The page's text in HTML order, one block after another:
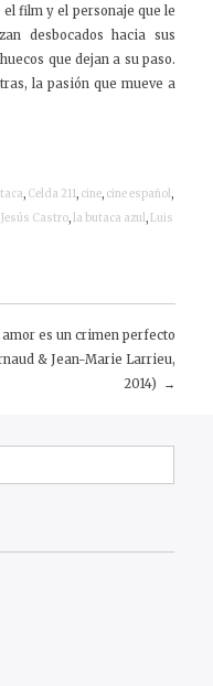
film y el personaje que le
desbocados hacia sus
que dejan a su paso.
la pasión que mueve a
, Celda 211, cine, cine español ,
Jesús Castro, la butaca azul ,Luis
amor es un crimen perfecto
& Jean-Marie Larrieu,
2014)